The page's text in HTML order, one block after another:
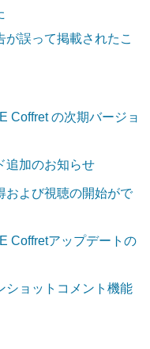
が誤って掲載されたこ
Coffret の次期バージョ
追加のお知らせ
および視聴の開始がで
Coffretアップデートの
ショットコメント機能